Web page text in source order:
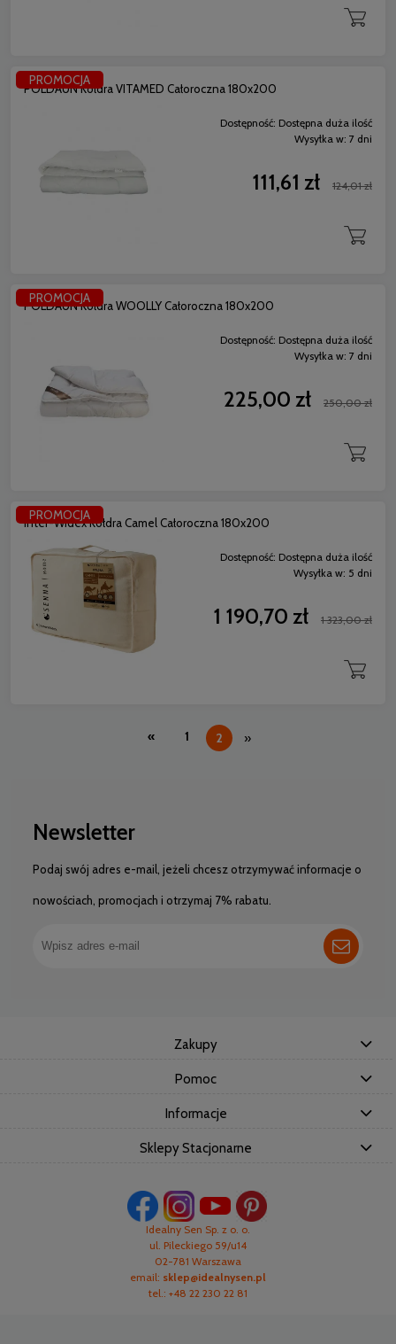
POLDAUN Kołdra VITAMED Całoroczna 180x200
Dostępność: Dostępna duża ilość
Wysyłka w: 7 dni
111,61 zł 124,01 zł
PROMOCJA
POLDAUN Kołdra WOOLLY Całoroczna 180x200
Dostępność: Dostępna duża ilość
Wysyłka w: 7 dni
225,00 zł 250,00 zł
PROMOCJA
Inter-Widex Kołdra Camel Całoroczna 180x200
Dostępność: Dostępna duża ilość
Wysyłka w: 5 dni
1 190,70 zł 1 323,00 zł
PROMOCJA
« 1 2 »
Newsletter
Podaj swój adres e-mail, jeżeli chcesz otrzymywać informacje o
nowościach, promocjach i otrzymaj 7% rabatu.
Zakupy
Pomoc
Informacje
Sklepy Stacjonarne
Idealny Sen Sp. z o. o.
ul. Pileckiego 59/u14
02-781 Warszawa
email: sklep@idealnysen.pl
tel.: +48 22 230 22 81